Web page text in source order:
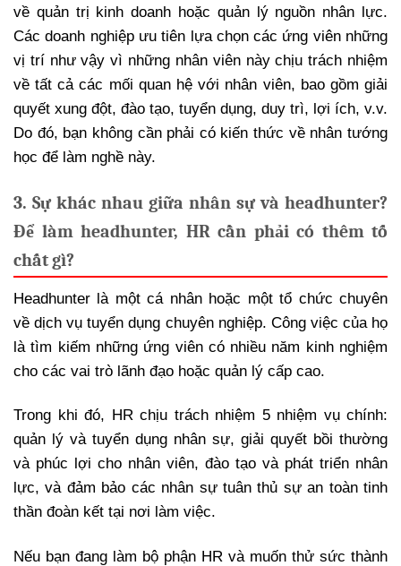
về quản trị kinh doanh hoặc quản lý nguồn nhân lực.
Các doanh nghiệp ưu tiên lựa chọn các ứng viên những
vị trí như vậy vì những nhân viên này chịu trách nhiệm
về tất cả các mối quan hệ với nhân viên, bao gồm giải
quyết xung đột, đào tạo, tuyển dụng, duy trì, lợi ích, v.v.
Do đó, bạn không cần phải có kiến thức về nhân tướng
học để làm nghề này.
3. Sự khác nhau giữa nhân sự và headhunter?
Để làm headhunter, HR cần phải có thêm tố
chất gì?
Headhunter là một cá nhân hoặc một tổ chức chuyên
về dịch vụ tuyển dụng chuyên nghiệp. Công việc của họ
là tìm kiếm những ứng viên có nhiều năm kinh nghiệm
cho các vai trò lãnh đạo hoặc quản lý cấp cao.
Trong khi đó, HR chịu trách nhiệm 5 nhiệm vụ chính:
quản lý và tuyển dụng nhân sự, giải quyết bồi thường
và phúc lợi cho nhân viên, đào tạo và phát triển nhân
lực, và đảm bảo các nhân sự tuân thủ sự an toàn tinh
thần đoàn kết tại nơi làm việc.
Nếu bạn đang làm bộ phận HR và muốn thử sức thành